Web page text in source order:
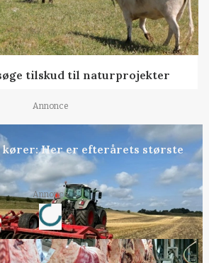
tilskud til naturprojekter
Annonce
kører: Her er efterårets største
Annonce
Loading...